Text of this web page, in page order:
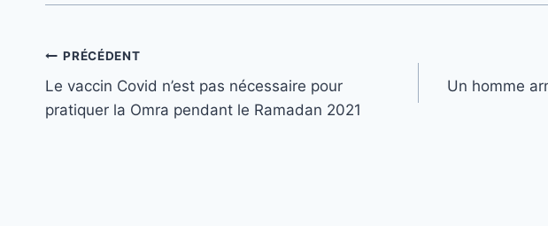
Navigation
de
PRÉCÉDENT
Le vaccin Covid n’est pas nécessaire pour
pratiquer la Omra pendant le Ramadan 2021
Un homme